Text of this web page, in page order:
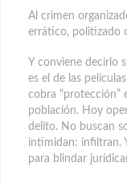
Al crimen
errático, politizado
Y conviene decirlo
es el de las
cobra “protección”
población. Hoy
delito. No buscan
intimidan: infiltran.
para blindar